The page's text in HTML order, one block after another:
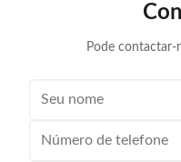
Pode